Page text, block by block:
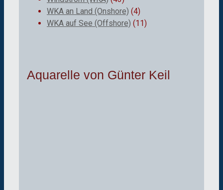
WKA an Land (Onshore) (4)
WKA auf See (Offshore) (11)
Aquarelle von Günter Keil